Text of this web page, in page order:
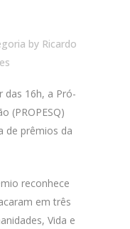
by Ricardo
das 16h, a Pró-
(PROPESQ)
de prêmios da
reconhece
em três
Vida e